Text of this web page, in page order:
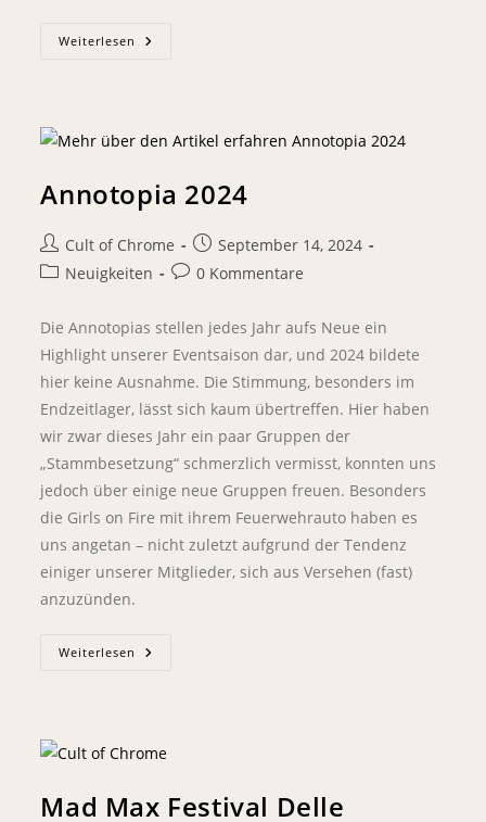
Weiterlesen
Annotopia 2024
Cult of Chrome
September 14, 2024
Neuigkeiten
0 Kommentare
Die Annotopias stellen jedes Jahr aufs Neue ein
Highlight unserer Eventsaison dar, und 2024 bildete
hier keine Ausnahme. Die Stimmung, besonders im
Endzeitlager, lässt sich kaum übertreffen. Hier haben
wir zwar dieses Jahr ein paar Gruppen der
„Stammbesetzung“ schmerzlich vermisst, konnten uns
jedoch über einige neue Gruppen freuen. Besonders
die Girls on Fire mit ihrem Feuerwehrauto haben es
uns angetan – nicht zuletzt aufgrund der Tendenz
einiger unserer Mitglieder, sich aus Versehen (fast)
anzuzünden.
Weiterlesen
Mad Max Festival Delle